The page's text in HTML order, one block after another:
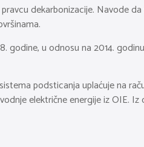
dekarbonizacije. Navode
u odnosu na 2014.
podsticanja uplaćuje na
električne energije iz OIE.